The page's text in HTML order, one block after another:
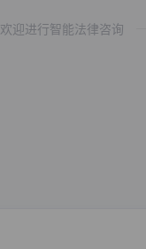
欢迎进行智能法律咨询